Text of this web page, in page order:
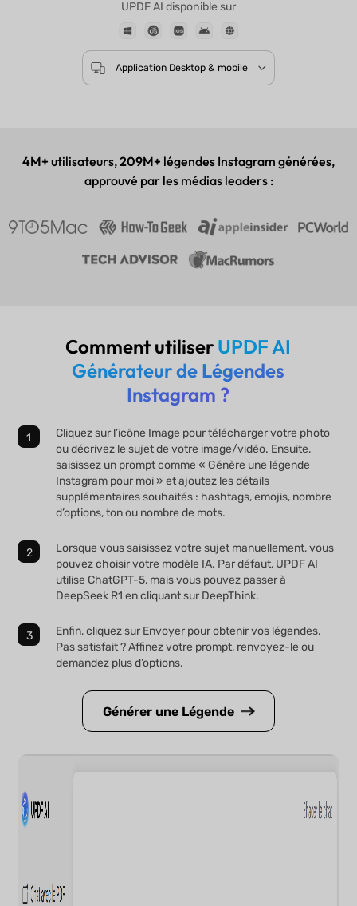
Plus de 5000 avis
4.8
UPDF AI disponible sur
4M+ utilisateurs,209M+ légendes Instagram générées,
approuvé par les médias leaders :
Comment utiliser UPDF AI
Générateur de Légendes
Instagram ?
Cliquez sur l’icône Image pour télécharger votre photo
ou décrivez le sujet de votre image/vidéo. Ensuite,
saisissez un prompt comme « Génère une légende
Instagram pour moi » et ajoutez les détails
supplémentaires souhaités : hashtags, emojis, nombre
d’options, ton ou nombre de mots.
Lorsque vous saisissez votre sujet manuellement, vous
pouvez choisir votre modèle IA. Par défaut, UPDF AI
utilise ChatGPT-5, mais vous pouvez passer à
DeepSeek R1 en cliquant sur DeepThink.
Enfin, cliquez sur Envoyer pour obtenir vos légendes.
Pas satisfait ? Affinez votre prompt, renvoyez-le ou
demandez plus d’options.
Générer une Légende